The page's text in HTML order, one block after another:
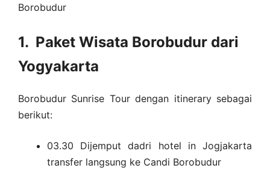
Borobudur
1. Paket Wisata Borobudur dari
Yogyakarta
Borobudur Sunrise Tour dengan itinerary sebagai
berikut:
03.30 Dijemput dadri hotel in Jogjakarta
transfer langsung ke Candi Borobudur